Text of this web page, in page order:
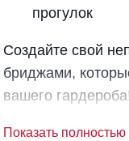
прогулок
Создайте свой
бриджами,
вашего
Показать полностью